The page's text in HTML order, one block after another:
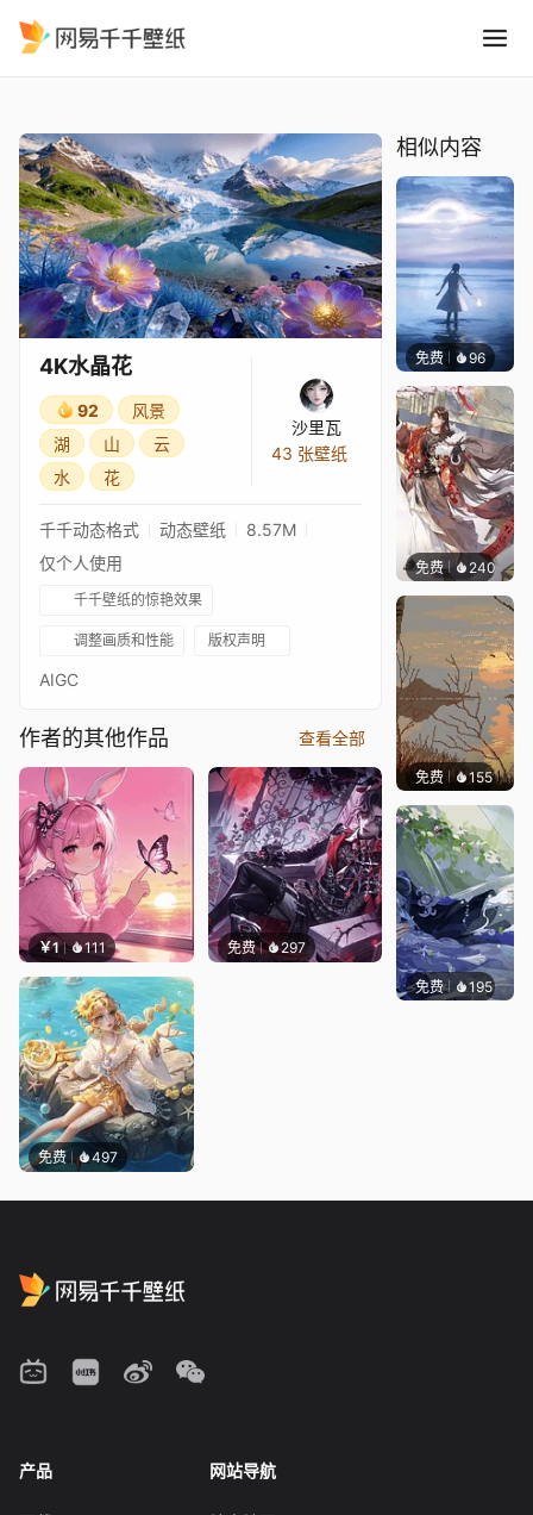
4K水晶花
92
风景
湖
山
云
水
花
沙里瓦
43 张壁纸
千千动态格式 动态壁纸
8.57M
仅个人使用
千千壁纸的惊艳效果
调整画质和性能 版权声明
AIGC
作者的其他作品 查看全部
￥1 111 免费 297
免费 497
相似内容
免费 96｡
免费 240毒的
免费 155
免费 195毒的
产品 网站导航